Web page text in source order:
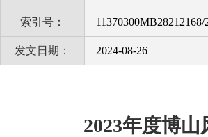
索引号： 11370300MB28212168/
发文日期： 2024-08-26
2023年度博